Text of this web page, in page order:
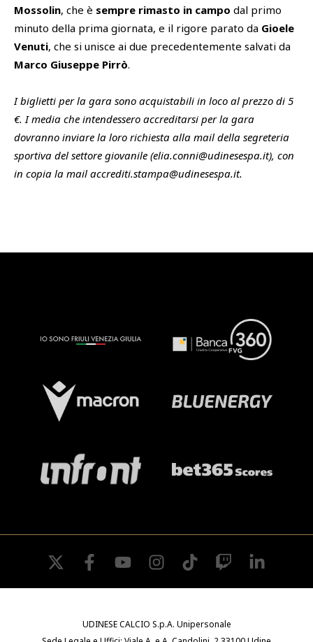
Mossolin, che è sempre rimasto in campo dal primo
minuto della prima giornata, e il rigore parato da Gioele
Venuti, che si unisce ai due precedentemente salvati da
Marco Giuseppe Pirrò.
I biglietti per la gara sono acquistabili in loco al prezzo di 5
€. I media che intendessero accreditarsi per la gara
dovranno inviare la loro richiesta alla mail della segreteria
sportiva del settore giovanile (elia.conni@udinesespa.it), con
in copia la mail accrediti.stampa@udinesespa.it.
twitter facebookyoutube instagramtiktok twitch
UDINESE CALCIO S.p.A. Unipersonale